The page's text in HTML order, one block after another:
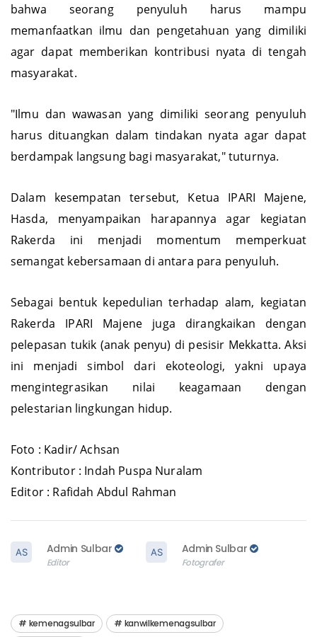
bahwa seorang penyuluh harus mampu
memanfaatkan ilmu dan pengetahuan yang dimiliki
agar dapat memberikan kontribusi nyata di tengah
masyarakat.
"Ilmu dan wawasan yang dimiliki seorang penyuluh
harus dituangkan dalam tindakan nyata agar dapat
berdampak langsung bagi masyarakat," tuturnya.
Dalam kesempatan tersebut, Ketua IPARI Majene,
Hasda, menyampaikan harapannya agar kegiatan
Rakerda ini menjadi momentum memperkuat
semangat kebersamaan di antara para penyuluh.
Sebagai bentuk kepedulian terhadap alam, kegiatan
Rakerda IPARI Majene juga dirangkaikan dengan
pelepasan tukik (anak penyu) di pesisir Mekkatta. Aksi
ini menjadi simbol dari ekoteologi, yakni upaya
mengintegrasikan nilai keagamaan dengan
pelestarian lingkungan hidup.
Foto : Kadir/ Achsan
Kontributor : Indah Puspa Nuralam
Editor : Rafidah Abdul Rahman
Admin Sulbar
Editor
Admin Sulbar
Fotografer
kemenagsulbar kanwilkemenagsulbar